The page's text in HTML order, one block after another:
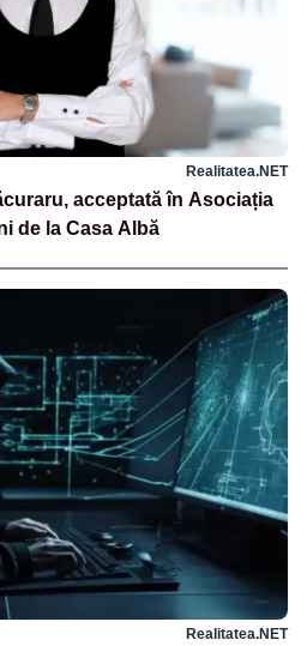
Realitatea.NET
acceptată în Asociația
de la Casa Albă
Realitatea.NET